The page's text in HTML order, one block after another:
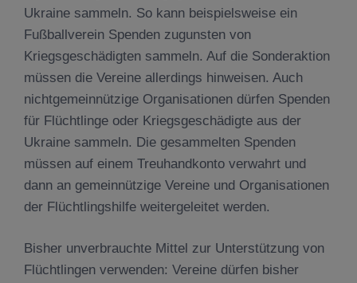
Ukraine sammeln. So kann beispielsweise ein
Fußballverein Spenden zugunsten von
Kriegsgeschädigten sammeln. Auf die Sonderaktion
müssen die Vereine allerdings hinweisen. Auch
nichtgemeinnützige Organisationen dürfen Spenden
für Flüchtlinge oder Kriegsgeschädigte aus der
Ukraine sammeln. Die gesammelten Spenden
müssen auf einem Treuhandkonto verwahrt und
dann an gemeinnützige Vereine und Organisationen
der Flüchtlingshilfe weitergeleitet werden.
Bisher unverbrauchte Mittel zur Unterstützung von
Flüchtlingen verwenden: Vereine dürfen bisher